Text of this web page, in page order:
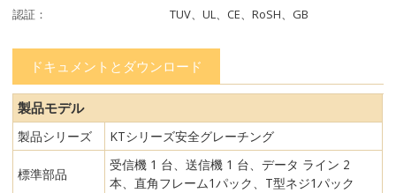
認証：
TUV、UL、CE、RoSH、GB
ドキュメントとダウンロード
製品モデル
製品シリーズ KTシリーズ安全グレーチング
標準部品
受信機 1 台、送信機 1 台、データ ライン 2
本、直角フレーム1パック、T型ネジ1パック